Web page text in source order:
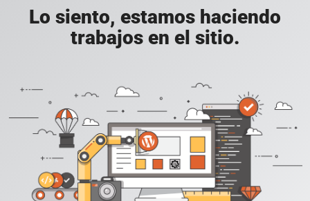
Lo siento, estamos haciendo
trabajos en el sitio.